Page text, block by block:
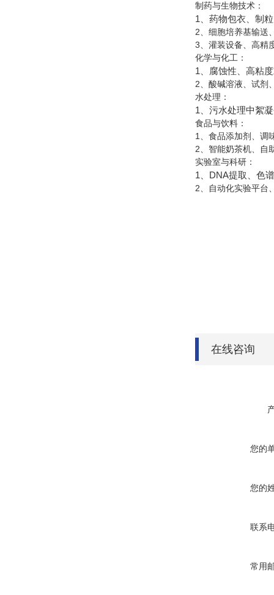
‌制药与生物技术‌：
1、药物包衣、制
2、细胞培养基输送
3、灌装设备、高精
‌化学与化工‌：
1、腐蚀性、高粘
2、酸碱
‌水处理‌：
1、污水处理中絮
‌食品与饮料‌：
1、食品添加剂、调
2、智能奶茶机、自
‌实验室与科研‌：
1、
2、自动化实验平台
在线咨询
您的
您的
联系
常用